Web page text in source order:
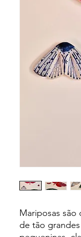
Mariposas são
de tão